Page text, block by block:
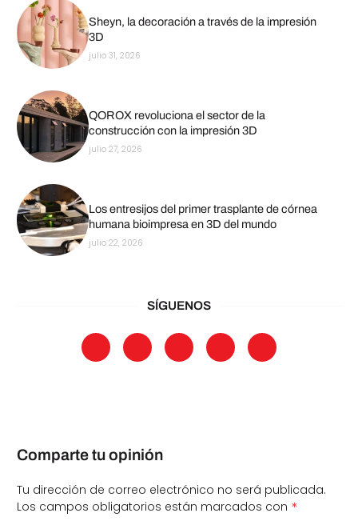
Sheyn, la decoración a través de la impresión
3D
julio 31, 2026
QOROX revoluciona el sector de la
construcción con la impresión 3D
julio 27, 2026
Los entresijos del primer trasplante de córnea
humana bioimpresa en 3D del mundo
julio 22, 2026
SÍGUENOS
Comparte tu opinión
Tu dirección de correo electrónico no será publicada.
Los campos obligatorios están marcados con *